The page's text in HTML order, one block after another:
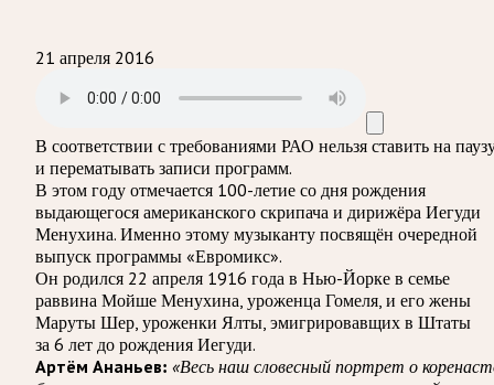
21 апреля 2016
В соответствии с требованиями РАО нельзя ставить на
и перематывать записи программ.
В этом году отмечается 100-летие со дня рождения
выдающегося американского скрипача и дирижёра Иегуди
Менухина. Именно этому музыканту посвящён очередной
выпуск программы «Евромикс».
Он родился 22 апреля 1916 года в Нью-Йорке в семье
раввина Мойше Менухина, уроженца Гомеля, и его жены
Маруты Шер, уроженки Ялты, эмигрировавщих в Штаты
за 6 лет до рождения Иегуди.
Артём Ананьев: «Весь наш словесный портрет о